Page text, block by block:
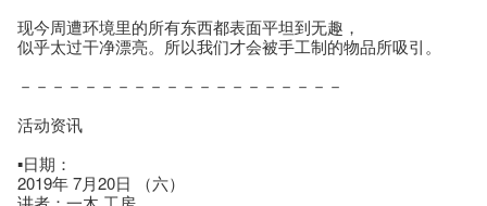
现今周遭环境里的所有东西都表面平坦到无趣，
似乎太过干净漂亮。所以我们才会被手工制的物品所吸引。
－－－－－－－－－－－－－－－－－－－－
活动资讯
▪️日期：
2019年 7月20日 （六）